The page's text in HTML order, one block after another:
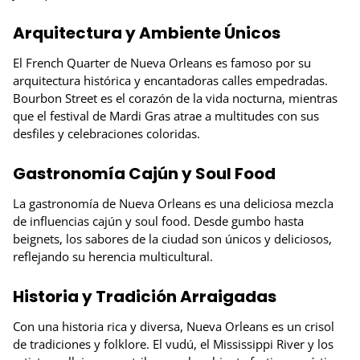
Arquitectura y Ambiente Únicos
El French Quarter de Nueva Orleans es famoso por su
arquitectura histórica y encantadoras calles empedradas.
Bourbon Street es el corazón de la vida nocturna, mientras
que el festival de Mardi Gras atrae a multitudes con sus
desfiles y celebraciones coloridas.
Gastronomía Cajún y Soul Food
La gastronomía de Nueva Orleans es una deliciosa mezcla
de influencias cajún y soul food. Desde gumbo hasta
beignets, los sabores de la ciudad son únicos y deliciosos,
reflejando su herencia multicultural.
Historia y Tradición Arraigadas
Con una historia rica y diversa, Nueva Orleans es un crisol
de tradiciones y folklore. El vudú, el Mississippi River y los